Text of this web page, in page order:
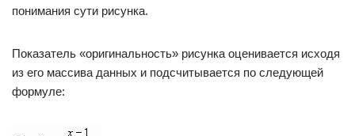
понимания сути рисунка.
Показатель «оригинальность» рисунка оценивается исходя
из его массива данных и подсчитывается по следующей
формуле: